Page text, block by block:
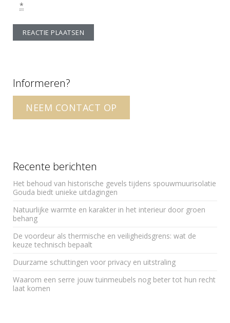
*
t
v
:
Informeren?
NEEM CONTACT OP
Recente berichten
Het behoud van historische gevels tijdens spouwmuurisolatie
Gouda biedt unieke uitdagingen
Natuurlijke warmte en karakter in het interieur door groen
behang
De voordeur als thermische en veiligheidsgrens: wat de
keuze technisch bepaalt
Duurzame schuttingen voor privacy en uitstraling
Waarom een serre jouw tuinmeubels nog beter tot hun recht
laat komen